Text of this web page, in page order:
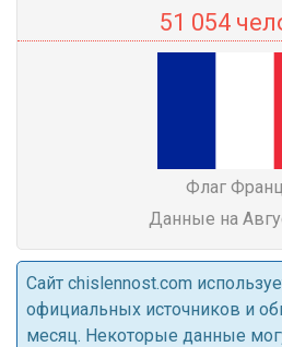
51 054
Флаг
Данные на
Cайт chislennost.com
официальных источников и
месяц. Некоторые данные